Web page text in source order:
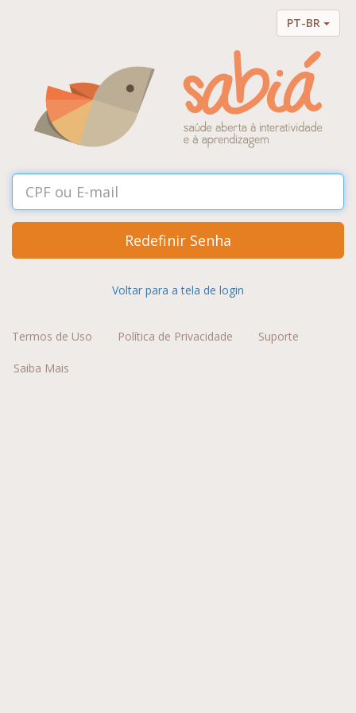
PT-BR
Redefinir Senha
Voltar para a tela de login
Termos de Uso Política de Privacidade Suporte
Saiba Mais